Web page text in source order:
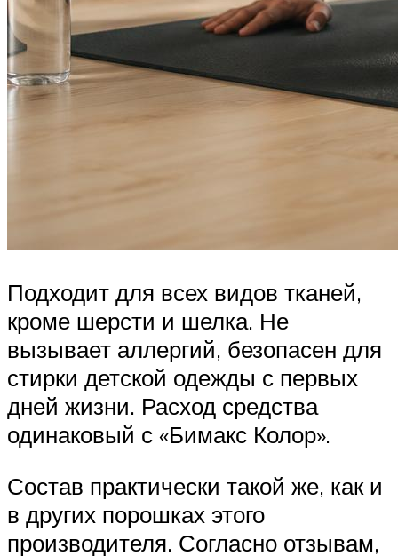
Подходит для всех видов тканей,
кроме шерсти и шелка. Не
вызывает аллергий, безопасен для
стирки детской одежды с первых
дней жизни. Расход средства
одинаковый с «Бимакс Колор».
Состав практически такой же, как и
в других порошках этого
производителя. Согласно отзывам,